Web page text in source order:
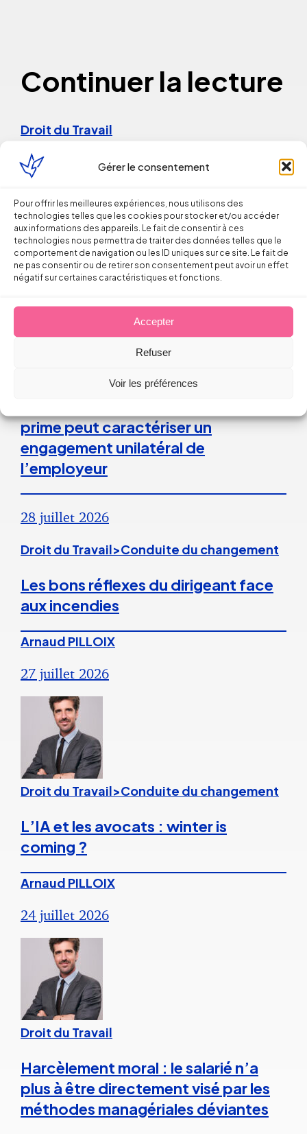
Gérer le consentement
Pour offrir les meilleures expériences, nous utilisons des
technologies telles que les cookies pour stocker et/ou accéder
aux informations des appareils. Le fait de consentir à ces
technologies nous permettra de traiter des données telles que le
comportement de navigation ou les ID uniques sur ce site. Le fait de
ne pas consentir ou de retirer son consentement peut avoir un effet
négatif sur certaines caractéristiques et fonctions.
Accepter
Refuser
Voir les préférences
Continuer la lecture
Droit du Travail
Licenciement verbal : dans quels cas
Thomas FROMENTIN
6 août 2026
prime peut caractériser un
engagement unilatéral de
l’employeur
28 juillet 2026
Droit du Travail>Conduite du changement
Les bons réflexes du dirigeant face
aux incendies
Arnaud PILLOIX
27 juillet 2026
Droit du Travail>Conduite du changement
L’IA et les avocats : winter is
coming ?
Arnaud PILLOIX
24 juillet 2026
Droit du Travail
Harcèlement moral : le salarié n’a
plus à être directement visé par les
méthodes managériales déviantes